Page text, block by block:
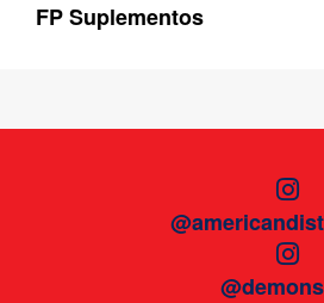
FP Suplementos